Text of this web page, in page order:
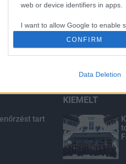
web or device identifiers in apps.
I want to allow Google to enable
I want to allow Google to enable
I want to allow Google to enable
CONFIRM
Data Deletion
tart
KIEMELT